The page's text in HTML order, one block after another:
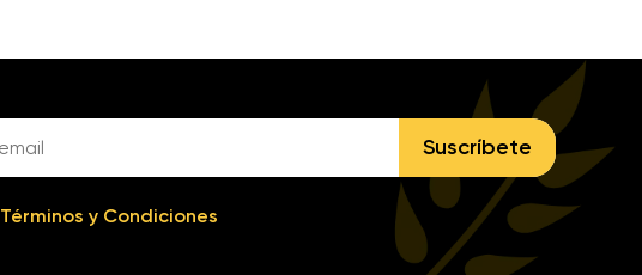
Suscríbete
Términos y Condiciones